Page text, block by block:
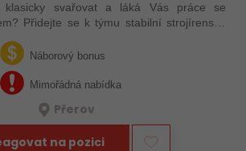
klasicky svařovat a láká Vás práce se
Přidejte se k týmu stabilní strojírenské
a využijte své zkušenosti se
výrobě.…
Náborový bonus
Mimořádná nabídka
Přerov
na pozici